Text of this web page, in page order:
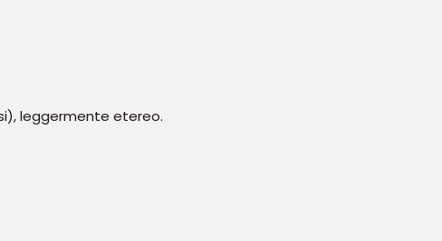
leggermente etereo.